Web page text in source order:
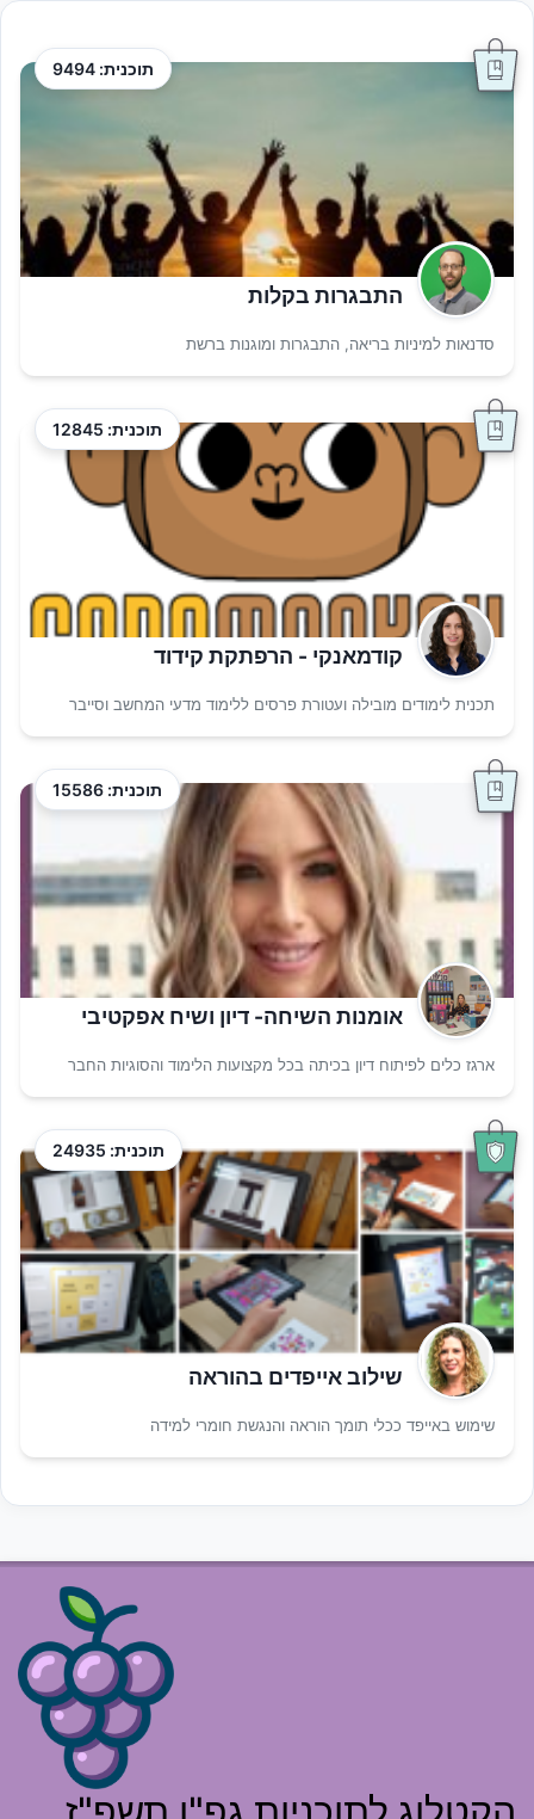
תוכנית: 9494
התבגרות בקלות
סדנאות למיניות בריאה, התבגרות ומוגנות ברשת
תוכנית: 12845
קודמאנקי - הרפתקת קידוד
תכנית לימודים מובילה ועטורת פרסים ללימוד מדעי המחשב וסייבר
תוכנית: 15586
אומנות השיחה- דיון ושיח אפקטיבי
ארגז כלים לפיתוח דיון בכיתה בכל מקצועות הלימוד והסוגיות החבר
תוכנית: 24935
שילוב אייפדים בהוראה
שימוש באייפד ככלי תומך הוראה והנגשת חומרי למידה